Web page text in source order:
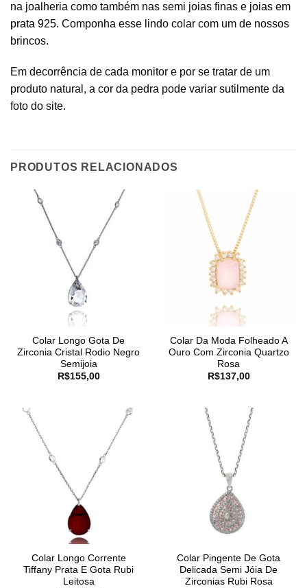
na joalheria como também nas semi joias finas e joias em
prata 925. Componha esse lindo colar com um de nossos
brincos.
Em decorrência de cada monitor e por se tratar de um
produto natural, a cor da pedra pode variar sutilmente da
foto do site.
PRODUTOS RELACIONADOS
Colar Longo Gota De
Zirconia Cristal Rodio Negro
Semijoia
R$155,00
Colar Da Moda Folheado A
Ouro Com Zirconia Quartzo
Rosa
R$137,00
Colar Longo Corrente
Tiffany Prata E Gota Rubi
Leitosa
Colar Pingente De Gota
Delicada Semi Jóia De
Zirconias Rubi Rosa